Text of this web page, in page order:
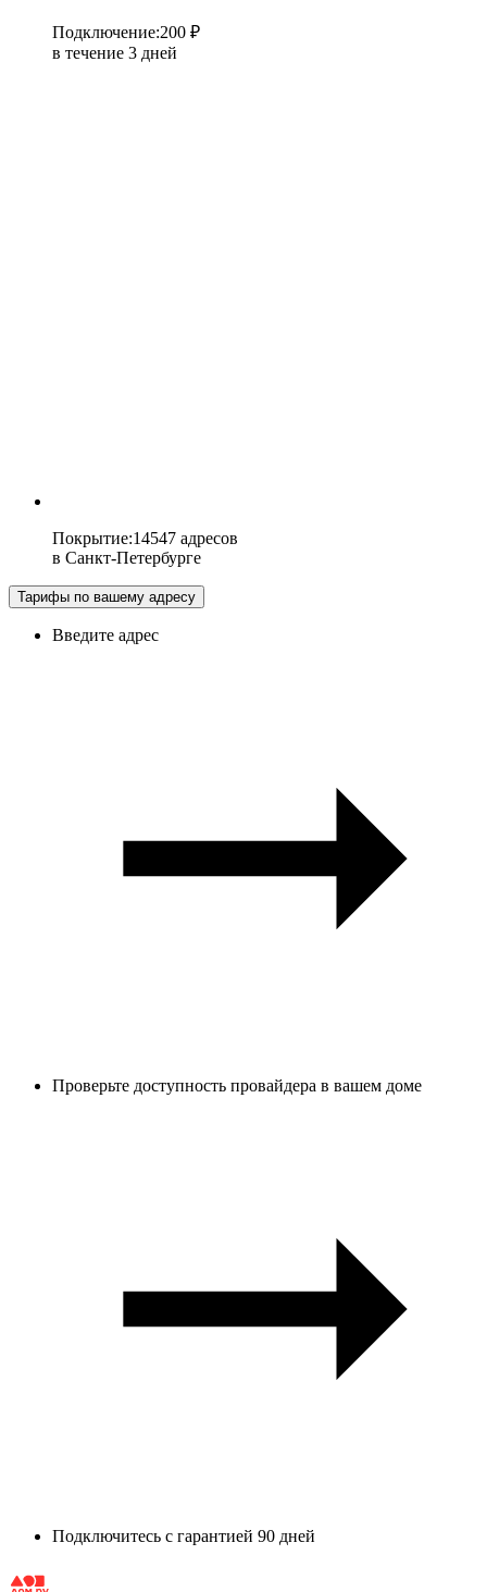
Подключение:200 ₽
в течение 3 дней
Покрытие:14547 адресов
в Санкт-Петербурге
Тарифы по вашему адресу
Введите адрес
Проверьте доступность провайдера в вашем доме
Подключитесь с гарантией 90 дней